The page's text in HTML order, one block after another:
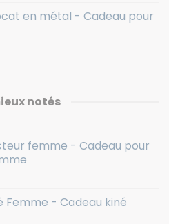
en métal - Cadeau pour
notés
femme - Cadeau pour
Femme - Cadeau kiné